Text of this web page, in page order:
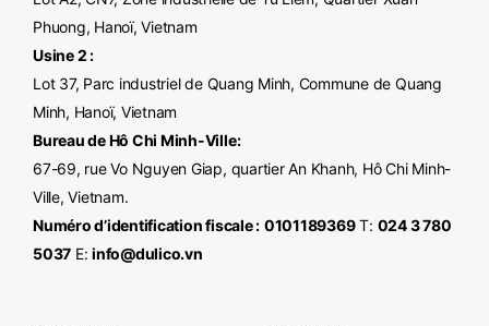
Phuong, Hanoï, Vietnam
Usine 2 :
Lot 37, Parc industriel de Quang Minh, Commune de Quang
Minh, Hanoï, Vietnam
Bureau de Hô Chi Minh-Ville:
67-69, rue Vo Nguyen Giap, quartier An Khanh, Hô Chi Minh-
Ville, Vietnam.
Numéro d’identification fiscale : 0101189369T: 024 3 780
5037 E:info@dulico.vn